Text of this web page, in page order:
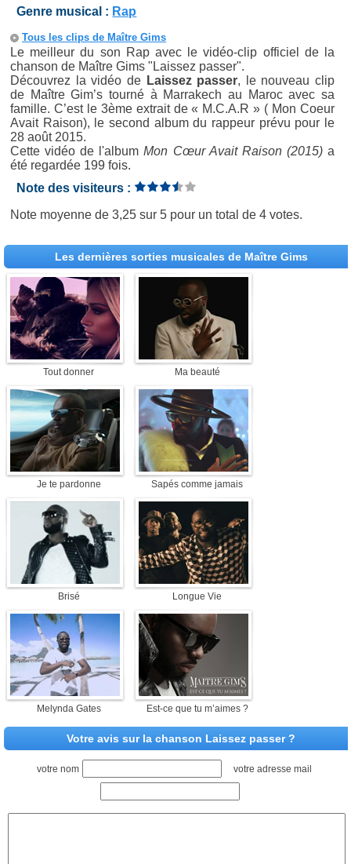
Genre musical : Rap
Tous les clips de Maître Gims
Le meilleur du son Rap avec le vidéo-clip officiel de la
chanson de Maître Gims "Laissez passer".
Découvrez la vidéo de Laissez passer, le nouveau clip
de Maître Gim’s tourné à Marrakech au Maroc avec sa
famille. C’est le 3ème extrait de « M.C.A.R » ( Mon Coeur
Avait Raison), le second album du rappeur prévu pour le
28 août 2015.
Cette vidéo de l'albumMon Cœur Avait Raison (2015)a
été regardée 199 fois.
Note des visiteurs :
Note moyenne de3,25 sur5 pour un total de4 votes.
Les dernières sorties musicales de Maître Gims
Tout donner Ma beauté
Je te pardonne Sapés comme jamais
Brisé Longue Vie
Melynda Gates Est-ce que tu m’aimes ?
Votre avis sur la chanson Laissez passer ?
votre nom votre adresse mail